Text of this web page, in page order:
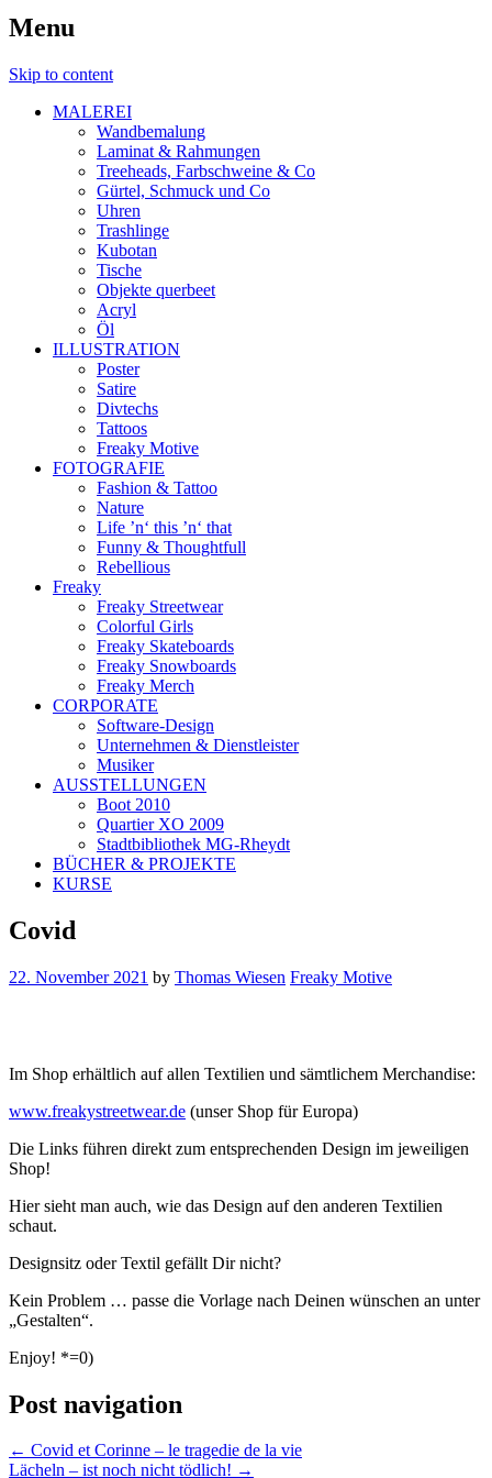
Menu
Skip to content
MALEREI
Wandbemalung
Laminat & Rahmungen
Treeheads, Farbschweine & Co
Gürtel, Schmuck und Co
Uhren
Trashlinge
Kubotan
Tische
Objekte querbeet
Acryl
Öl
ILLUSTRATION
Poster
Satire
Divtechs
Tattoos
Freaky Motive
FOTOGRAFIE
Fashion & Tattoo
Nature
Life ’n‘ this ’n‘ that
Funny & Thoughtfull
Rebellious
Freaky
Freaky Streetwear
Colorful Girls
Freaky Skateboards
Freaky Snowboards
Freaky Merch
CORPORATE
Software-Design
Unternehmen & Dienstleister
Musiker
AUSSTELLUNGEN
Boot 2010
Quartier XO 2009
Stadtbibliothek MG-Rheydt
BÜCHER & PROJEKTE
KURSE
Covid
22. November 2021 by Thomas Wiesen Freaky Motive
Im Shop erhältlich auf allen Textilien und sämtlichem Merchandise:
www.freakystreetwear.de (unser Shop für Europa)
Die Links führen direkt zum entsprechenden Design im jeweiligen
Shop!
Hier sieht man auch, wie das Design auf den anderen Textilien
schaut.
Designsitz oder Textil gefällt Dir nicht?
Kein Problem … passe die Vorlage nach Deinen wünschen an unter
„Gestalten“.
Enjoy! *=0)
Post navigation
← Covid et Corinne – le tragedie de la vie
Lächeln – ist noch nicht tödlich! →